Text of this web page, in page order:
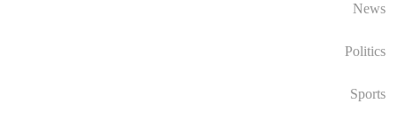
News
Politics
Sports